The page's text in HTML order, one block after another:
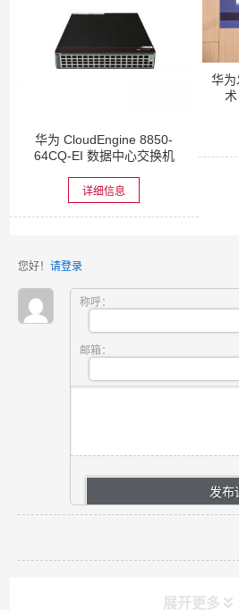
华为 CloudEngine 8850-
64CQ-EI 数据中心交换机
详细信息
华为
您好！ 请登录
称呼：
邮箱：
展开更多